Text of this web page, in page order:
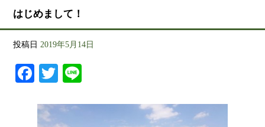
はじめまして！
投稿日 2019年5月14日
Facebook
Twitter